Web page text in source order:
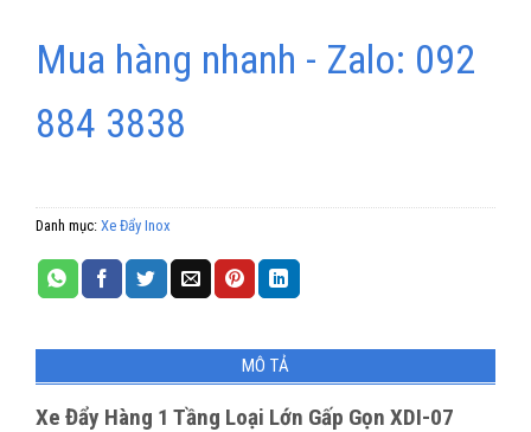
Mua hàng nhanh - Zalo: 092
884 3838
Danh mục: Xe Đẩy Inox
MÔ TẢ
Xe Đẩy Hàng 1 Tầng Loại Lớn Gấp Gọn XDI-07